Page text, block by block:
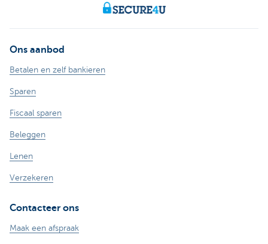
Ons aanbod
Betalen en zelf bankieren
Sparen
Fiscaal sparen
Beleggen
Lenen
Verzekeren
Contacteer ons
Maak een afspraak